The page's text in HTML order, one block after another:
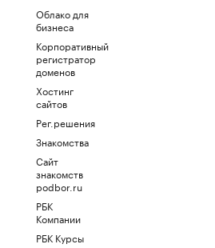
Облако для
бизнеса
Корпоративный
регистратор
доменов
Хостинг
сайтов
Рег.решения
Знакомства
Сайт
знакомств
podbor.ru
РБК
Компании
РБК Курсы